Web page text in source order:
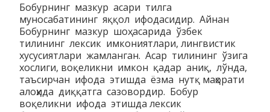
Бобурнинг мазкур асари тилга
муносабатининг яққол ифодасидир. Айнан
Бобурнинг мазкур шоҳ асарида ўзбек
тилининг лексик имкониятлари, лингвистик
хусусиятлари жамланган. Асар тилининг ўзига
хослиги, воқеликни имкон қадар аниқ, лўнда,
таъсирчан ифода этишда ёзма нутқ маҳорати
алоҳида диққатга сазовордир. Бобур
воқеликни ифода этишда лексик